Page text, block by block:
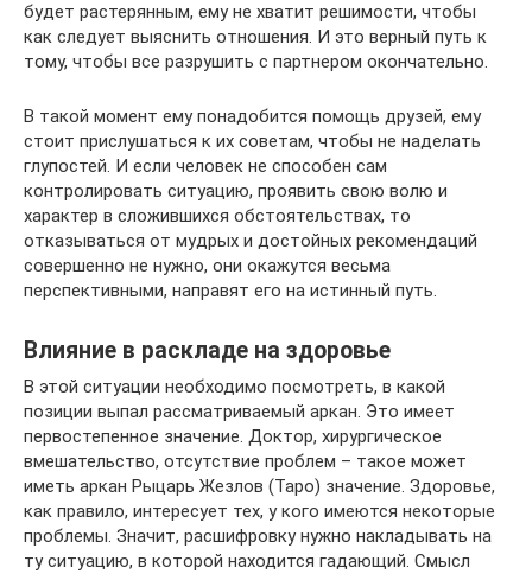
будет растерянным, ему не хватит решимости, чтобы
как следует выяснить отношения. И это верный путь к
тому, чтобы все разрушить с партнером окончательно.
В такой момент ему понадобится помощь друзей, ему
стоит прислушаться к их советам, чтобы не наделать
глупостей. И если человек не способен сам
контролировать ситуацию, проявить свою волю и
характер в сложившихся обстоятельствах, то
отказываться от мудрых и достойных рекомендаций
совершенно не нужно, они окажутся весьма
перспективными, направят его на истинный путь.
Влияние в раскладе на здоровье
В этой ситуации необходимо посмотреть, в какой
позиции выпал рассматриваемый аркан. Это имеет
первостепенное значение. Доктор, хирургическое
вмешательство, отсутствие проблем – такое может
иметь аркан Рыцарь Жезлов (Таро) значение. Здоровье,
как правило, интересует тех, у кого имеются некоторые
проблемы. Значит, расшифровку нужно накладывать на
ту ситуацию, в которой находится гадающий. Смысл